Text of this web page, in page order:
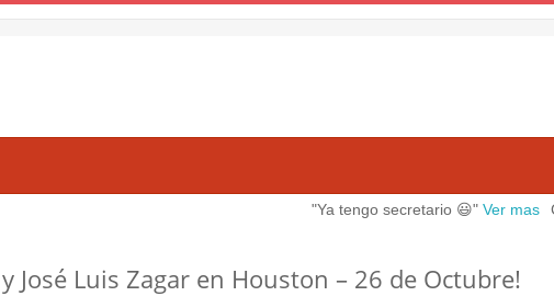
"Ya tengo secretario 😃" Ver mas
José Luis Zagar en Houston – 26 de Octubre!